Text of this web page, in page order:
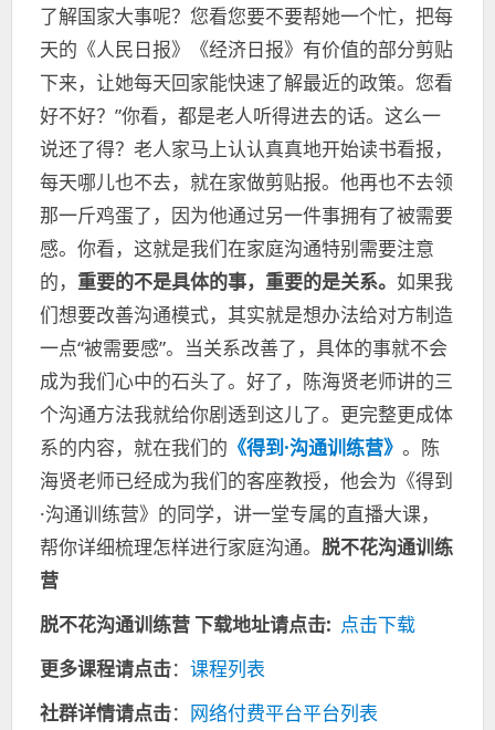
了解国家大事呢？您看您要不要帮她一个忙，把每
天的《人民日报》《经济日报》有价值的部分剪贴
下来，让她每天回家能快速了解最近的政策。您看
好不好？”你看，都是老人听得进去的话。这么一
说还了得？老人家马上认认真真地开始读书看报，
每天哪儿也不去，就在家做剪贴报。他再也不去领
那一斤鸡蛋了，因为他通过另一件事拥有了被需要
感。你看，这就是我们在家庭沟通特别需要注意
的， 重要的不是具体的事，重要的是关系。 如果我
们想要改善沟通模式，其实就是想办法给对方制造
一点“被需要感”。当关系改善了，具体的事就不会
成为我们心中的石头了。好了，陈海贤老师讲的三
个沟通方法我就给你剧透到这儿了。更完整更成体
系的内容，就在我们的 《得到·沟通训练营》 。陈
海贤老师已经成为我们的客座教授，他会为《得到
·沟通训练营》的同学，讲一堂专属的直播大课，
帮你详细梳理怎样进行家庭沟通。 脱不花沟通训练
营
脱不花沟通训练营 下载地址请点击: 点击下载
更多课程请点击： 课程列表
社群详情请点击： 网络付费平台平台列表